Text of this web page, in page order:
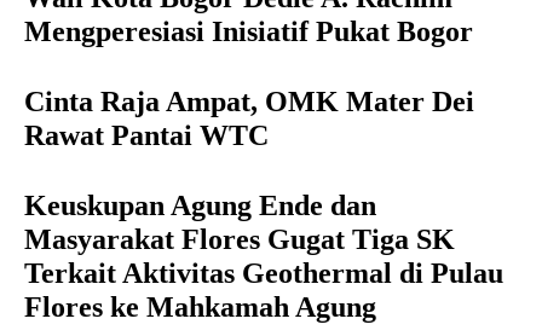
Mengperesiasi Inisiatif Pukat Bogor
Cinta Raja Ampat, OMK Mater Dei
Rawat Pantai WTC
Keuskupan Agung Ende dan
Masyarakat Flores Gugat Tiga SK
Terkait Aktivitas Geothermal di Pulau
Flores ke Mahkamah Agung